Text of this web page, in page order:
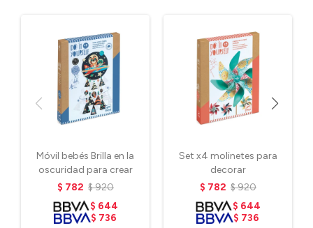
Móvil bebés Brilla en la
oscuridad para crear
$ 782 $920
$ 644
$ 736
Set x4 molinetes para
decorar
$ 782 $920
$ 644
$ 736